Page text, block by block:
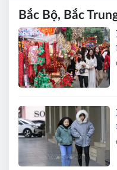
Bắc Bộ, Bắc